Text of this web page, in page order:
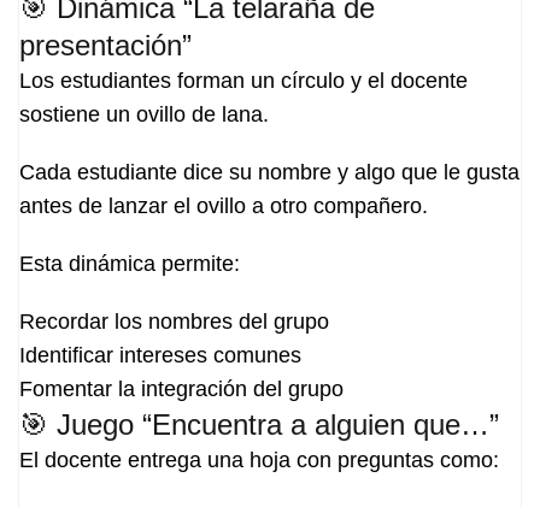
🎯 Dinámica “La telaraña de
presentación”
Los estudiantes forman un círculo y el docente
sostiene un ovillo de lana.
Cada estudiante dice su nombre y algo que le gusta
antes de lanzar el ovillo a otro compañero.
Esta dinámica permite:
Recordar los nombres del grupo
Identificar intereses comunes
Fomentar la integración del grupo
🎯 Juego “Encuentra a alguien que…”
El docente entrega una hoja con preguntas como: